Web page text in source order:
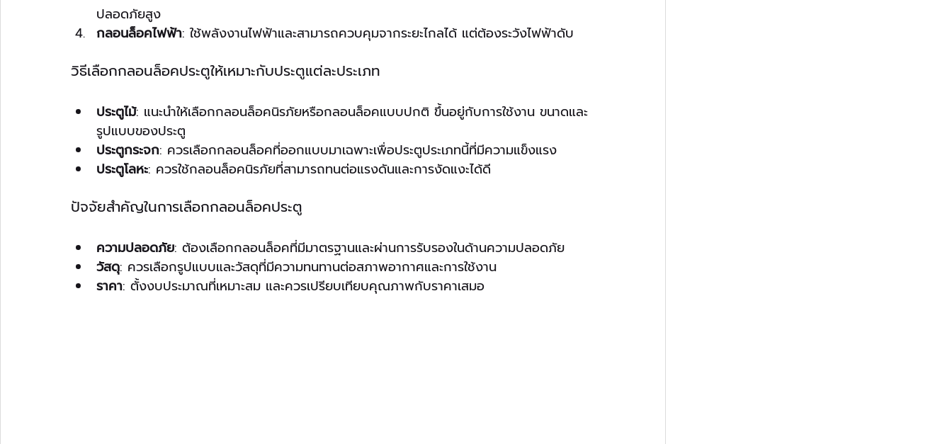
ปลอดภัยสูง
กลอนล็อคไฟฟ้า: ใช้พลังงานไฟฟ้าและสามารถควบคุมจากระยะไกลได้ แต่ต้องระวังไฟฟ้าดับ
วิธีเลือกกลอนล็อคประตูให้เหมาะกับประตูแต่ละประเภท
ประตูไม้: แนะนำให้เลือกกลอนล็อคนิรภัยหรือกลอนล็อคแบบปกติ ขึ้นอยู่กับการใช้งาน ขนาดและ
รูปแบบของประตู
ประตูกระจก: ควรเลือกกลอนล็อคที่ออกแบบมาเฉพาะเพื่อประตูประเภทนี้ที่มีความแข็งแรง
ประตูโลหะ: ควรใช้กลอนล็อคนิรภัยที่สามารถทนต่อแรงดันและการงัดแงะได้ดี
ปัจจัยสำคัญในการเลือกกลอนล็อคประตู
ความปลอดภัย: ต้องเลือกกลอนล็อคที่มีมาตรฐานและผ่านการรับรองในด้านความปลอดภัย
วัสดุ: ควรเลือกรูปแบบและวัสดุที่มีความทนทานต่อสภาพอากาศและการใช้งาน
ราคา: ตั้งงบประมาณที่เหมาะสม และควรเปรียบเทียบคุณภาพกับราคาเสมอ